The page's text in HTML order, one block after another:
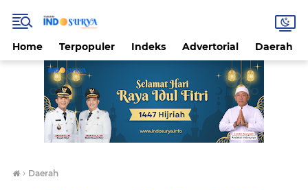
Home Terpopuler Indeks Advertorial Daerah
› Daerah